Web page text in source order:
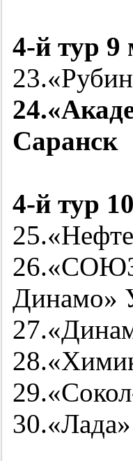
4-йтур 9
23.«
Саранск
4-йтур
Динамо»